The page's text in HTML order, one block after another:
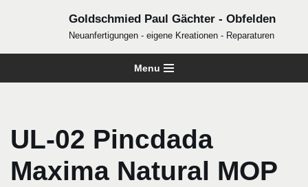
Inhalt
Goldschmied Paul Gächter - Obfelden
Neuanfertigungen - eigene Kreationen - Reparaturen
Menu
UL-02 Pincdada
Maxima Natural MOP